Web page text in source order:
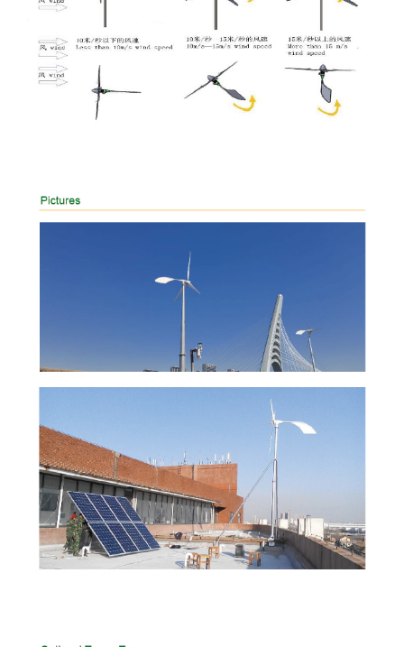
Vinsamlegast sláðu inn
lykilorðið
Senda